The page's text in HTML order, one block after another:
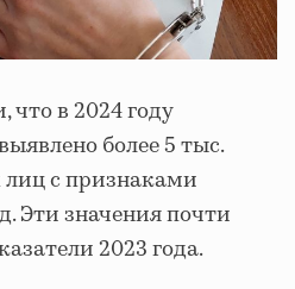
в 2024 году
более 5 тыс.
с признаками
Эти значения почти
2023 года.